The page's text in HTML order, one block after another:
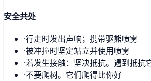
安全共处
·行走时发出声响；携带驱熊喷雾
·被冲撞时坚定站立并使用喷雾
·若发生接触：坚决抵抗。遇到抵抗
·不要爬树。它们爬得比你好